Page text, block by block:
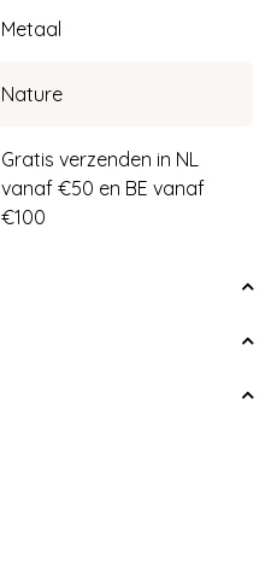
Metaal
Nature
Gratis verzenden in NL
vanaf €50 en BE vanaf
€100